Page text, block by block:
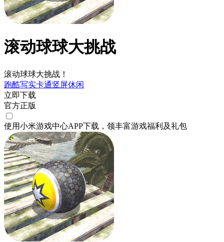
滚动球球大挑战
滚动球球大挑战！
跑酷写实卡通竖屏休闲
立即下载
官方正版
使用小米游戏中心APP下载 ，领丰富游戏福利 及礼包